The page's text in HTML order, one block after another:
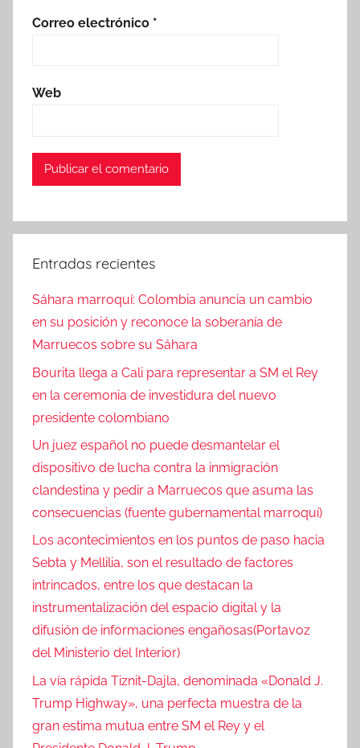
Correo electrónico *
Web
Entradas recientes
Sáhara marroquí: Colombia anuncia un cambio
en su posición y reconoce la soberanía de
Marruecos sobre su Sáhara
Bourita llega a Cali para representar a SM el Rey
en la ceremonia de investidura del nuevo
presidente colombiano
Un juez español no puede desmantelar el
dispositivo de lucha contra la inmigración
clandestina y pedir a Marruecos que asuma las
consecuencias (fuente gubernamental marroquí)
Los acontecimientos en los puntos de paso hacia
Sebta y Mellilia, son el resultado de factores
intrincados, entre los que destacan la
instrumentalización del espacio digital y la
difusión de informaciones engañosas(Portavoz
del Ministerio del Interior)
La vía rápida Tiznit-Dajla, denominada «Donald J.
Trump Highway», una perfecta muestra de la
gran estima mutua entre SM el Rey y el